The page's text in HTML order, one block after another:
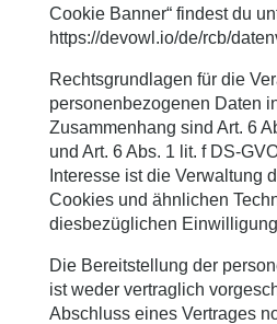
Cookie Banner“ findest du
https://devowl.io/de/rcb/
Rechtsgrundlagen für die
personenbezogenen Daten
Zusammenhang sind Art. 6
und Art. 6 Abs. 1 lit. f DS-
Interesse ist die Verwaltung
Cookies und ähnlichen
diesbezüglichen
Die Bereitstellung der
ist weder vertraglich
Abschluss eines Vertrages